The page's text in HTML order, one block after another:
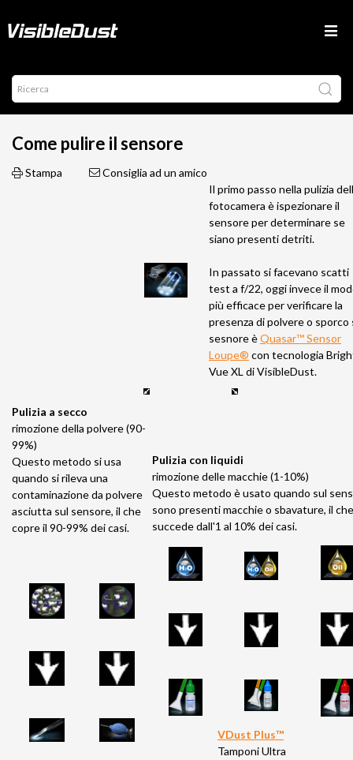
Come pulire il sensore
Stampa
Consiglia ad un amico
Il primo passo nella pulizia
fotocamera è ispezionare il
sensore per determinare se
siano presenti detriti.
In passato si facevano scatti
test a f/22, oggi invece il
più efficace per verificare la
presenza di polvere o sporco
sesnore èQuasar™ Sensor
Loupe® con tecnologia
Vue XL di VisibleDust.
Pulizia a secco
rimozione della polvere (90-
99%)
Questo metodo si usa
quando si rileva una
contaminazione da polvere
asciutta sul sensore, il che
copre il 90-99% dei casi.
Pulizia con liquidi
rimozione delle macchie (1-10%)
Questo metodo è usato quando sul
sono presenti macchie o sbavature, il che
succede dall'1 al 10% dei casi.
VDust Plus™
Tamponi Ultra